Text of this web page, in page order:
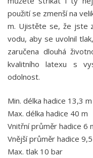
použití se zmenší na
m. Ujistěte se, že jste
vodu, aby se uvolnil
zaručena dlouhá
kvalitního latexu s
odolnost.
Min. délka hadice 13,3 m
Max. délka hadice 40 m
Vnitřní průměr hadice 6
Vnější průměr hadice
Max. tlak 10 bar